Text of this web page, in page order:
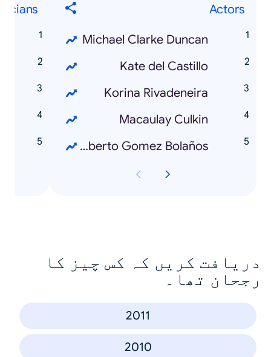
Actors
Michael Clarke Duncan
Kate del Castillo
Korina Rivadeneira
Macaulay Culkin
Roberto Gomez Bolaños
دریافت کریں کہ کس چیز کا
رجحان تھا۔
2011
2010